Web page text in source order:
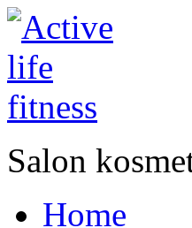
Salon
Home